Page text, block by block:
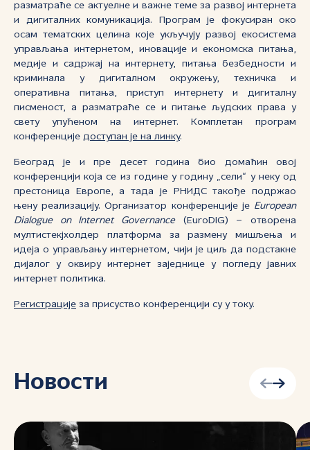
разматраће се актуелне и важне теме за развој интернета
и дигиталних комуникација. Програм је фокусиран око
осам тематских целина које укључују развој екосистема
управљања интернетом, иновације и економска питања,
медије и садржај на интернету, питања безбедности и
криминала у дигиталном окружењу, техничка и
оперативна питања, приступ интернету и дигиталну
писменост, а разматраће се и питање људских права у
свету упућеном на интернет. Комплетан програм
конференције доступан је на линку.
Београд је и пре десет година био домаћин овој
конференцији која се из године у годину „сели“ у неку од
престоница Европе, а тада је РНИДС такође подржао
њену реализацију. Организатор конференције је European
Dialogue on Internet Governance(EuroDIG) – отворена
мултистекјхолдер платформа за размену мишљења и
идеја о управљању интернетом, чији је циљ да подстакне
дијалог у оквиру интернет заједнице у погледу јавних
интернет политика.
Регистрације за присуство конференцији су у току.
Новости